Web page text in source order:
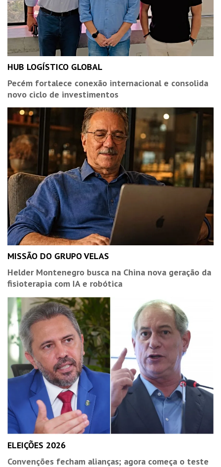
HUB LOGÍSTICO GLOBAL
Pecém fortalece conexão internacional e consolida
novo ciclo de investimentos
MISSÃO DO GRUPO VELAS
Helder Montenegro busca na China nova geração da
fisioterapia com IA e robótica
ELEIÇÕES 2026
Convenções fecham alianças; agora começa o teste